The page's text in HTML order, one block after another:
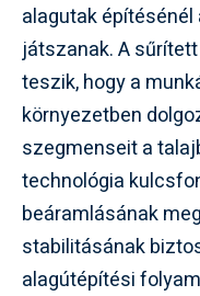
alagutak
játszanak. A
teszik, hogy a
környezetben
szegmenseit a
technológia
beáramlásának
stabilitásának
alagútépítési